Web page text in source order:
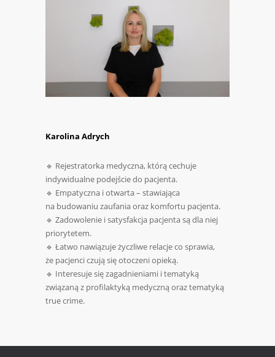
Karolina Adrych
🔹 Rejestratorka medyczna, którą cechuje
indywidualne podejście do pacjenta.
🔹 Empatyczna i otwarta – stawiająca
na budowaniu zaufania oraz komfortu pacjenta.
🔹 Zadowolenie i satysfakcja pacjenta są dla niej
priorytetem.
🔹 Łatwo nawiązuje życzliwe relacje co sprawia,
że pacjenci czują się otoczeni opieką.
🔹 Interesuje się zagadnieniami i tematyką
związaną z profilaktyką medyczną oraz tematyką
true crime.